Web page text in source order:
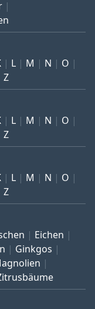
L M N
O
Z
L M N
O
Z
L M N
O
Z
Eichen
Ginkgos